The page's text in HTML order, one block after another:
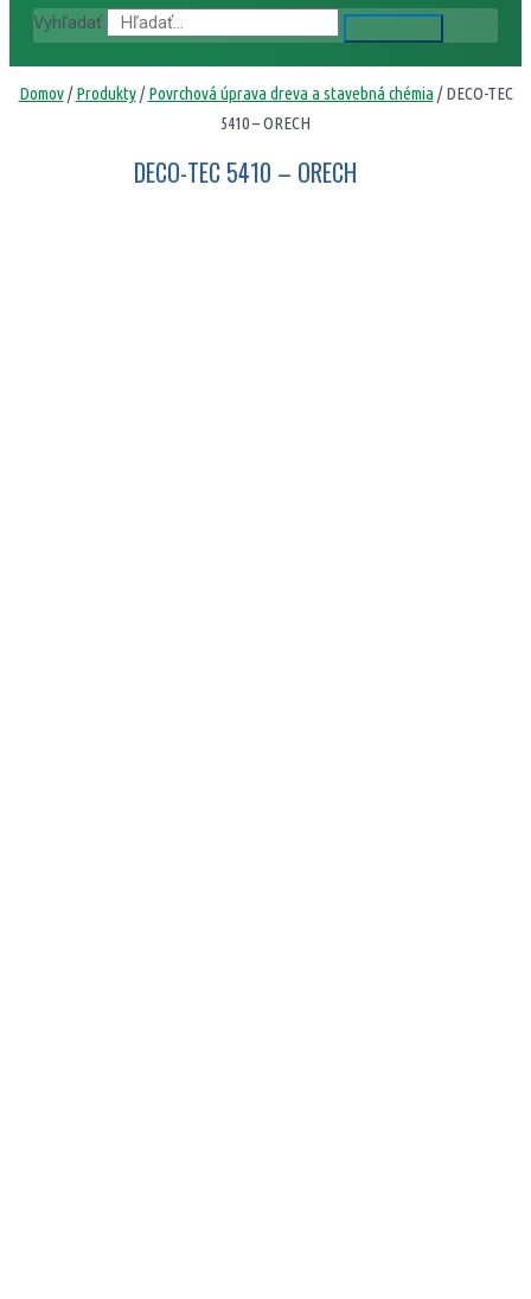
Vyhľadať
Domov/Produkty/Povrchová úprava dreva a stavebná chémia / DECO-TEC
5410 – ORECH
DECO-TEC 5410 – ORECH